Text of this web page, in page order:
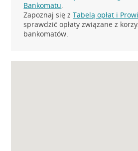
Bankomatu.
Zapoznaj się zTabelą opłat i
sprawdzić opłaty związane z
bankomatów.